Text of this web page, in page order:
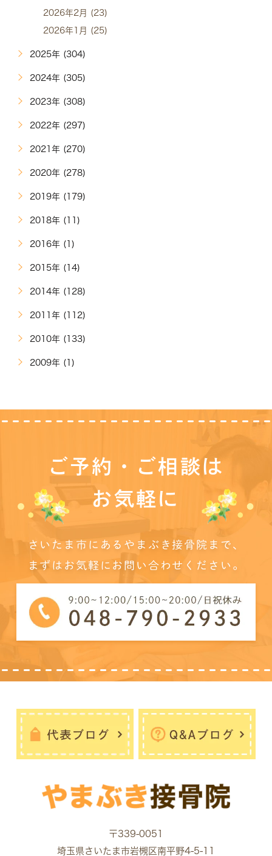
2026年2月 (23)
2026年1月 (25)
2025年 (304)
2024年 (305)
2023年 (308)
2022年 (297)
2021年 (270)
2020年 (278)
2019年 (179)
2018年 (11)
2016年 (1)
2015年 (14)
2014年 (128)
2011年 (112)
2010年 (133)
2009年 (1)
ご予約・ご相談は
お気軽に
さいたま市にあるやまぶき接骨院まで、
まずはお気軽にお問い合わせください。
〒339-0051
埼玉県さいたま市岩槻区南平野4-5-11